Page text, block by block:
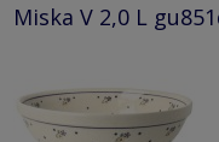
Miska V 2,0 L